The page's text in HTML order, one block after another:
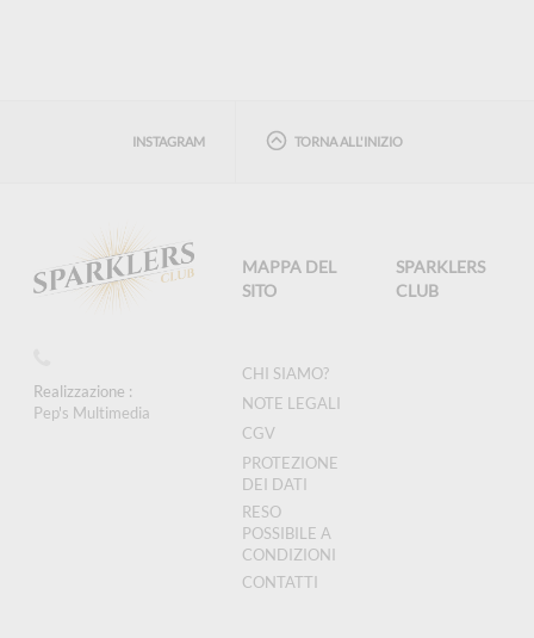
INSTAGRAM TORNA ALL'INIZIO
Realizzazione :
Pep's Multimedia
MAPPA DEL
SITO
CHI SIAMO?
NOTE LEGALI
CGV
PROTEZIONE
DEI DATI
RESO
POSSIBILE A
CONDIZIONI
CONTATTI
SPARKLERS
CLUB